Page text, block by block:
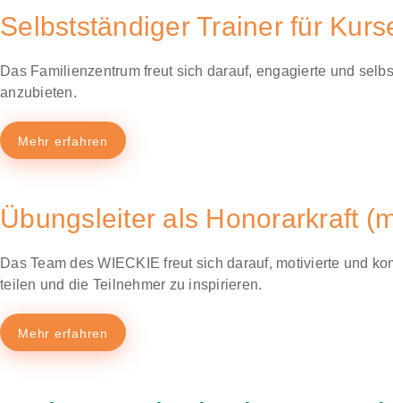
Selbstständiger Trainer für
Das Familienzentrum freut sich darauf, engagierte und
anzubieten.
Mehr erfahren
Übungsleiter als Honorarkraft
Das Team des WIECKIE freut sich darauf, motivierte und
teilen und die Teilnehmer zu inspirieren.
Mehr erfahren